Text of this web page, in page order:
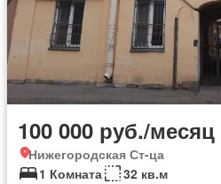
100 000 руб./месяц
Нижегородская Ст-ца
1 Комната
32 кв.м